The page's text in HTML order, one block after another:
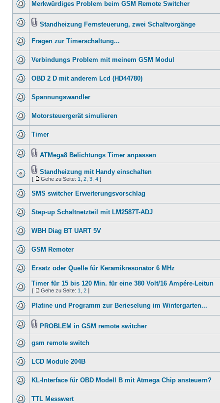
Merkwürdiges Problem beim GSM Remote Switcher
Standheizung Fernsteuerung, zwei Schaltvorgänge
Fragen zur Timerschaltung...
Verbindungs Problem mit meinem GSM Modul
OBD 2 D mit anderem Lcd (HD44780)
Spannungswandler
Motorsteuergerät simulieren
Timer
ATMega8 Belichtungs Timer anpassen
Standheizung mit Handy einschalten
[ Gehe zu Seite: 1 2 3 4 ]
SMS switcher Erweiterungsvorschlag
Step-up Schaltnetzteil mit LM2587T-ADJ
WBH Diag BT UART 5V
GSM Remoter
Ersatz oder Quelle für Keramikresonator 6 MHz
Timer für 15 bis 120 Min. für eine 380 Volt/16 Ampére-Leitun
[ Gehe zu Seite: 1 2 ]
Platine und Programm zur Berieselung im Wintergarten...
PROBLEM in GSM remote switcher
gsm remote switch
LCD Module 204B
KL-Interface für OBD Modell B mit Atmega Chip ansteuern?
TTL Messwert